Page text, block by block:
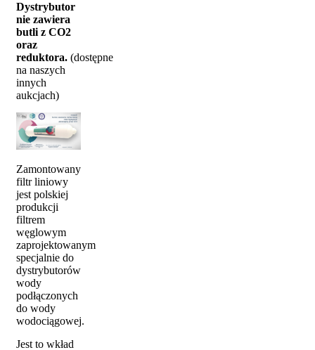
Dystrybutor
nie zawiera
butli z CO2
oraz
reduktora. (dostępne
na naszych
innych
aukcjach)
Zamontowany
filtr liniowy
jest polskiej
produkcji
filtrem
węglowym
zaprojektowanym
specjalnie do
dystrybutorów
wody
podłączonych
do wody
wodociągowej.
Jest to wkład